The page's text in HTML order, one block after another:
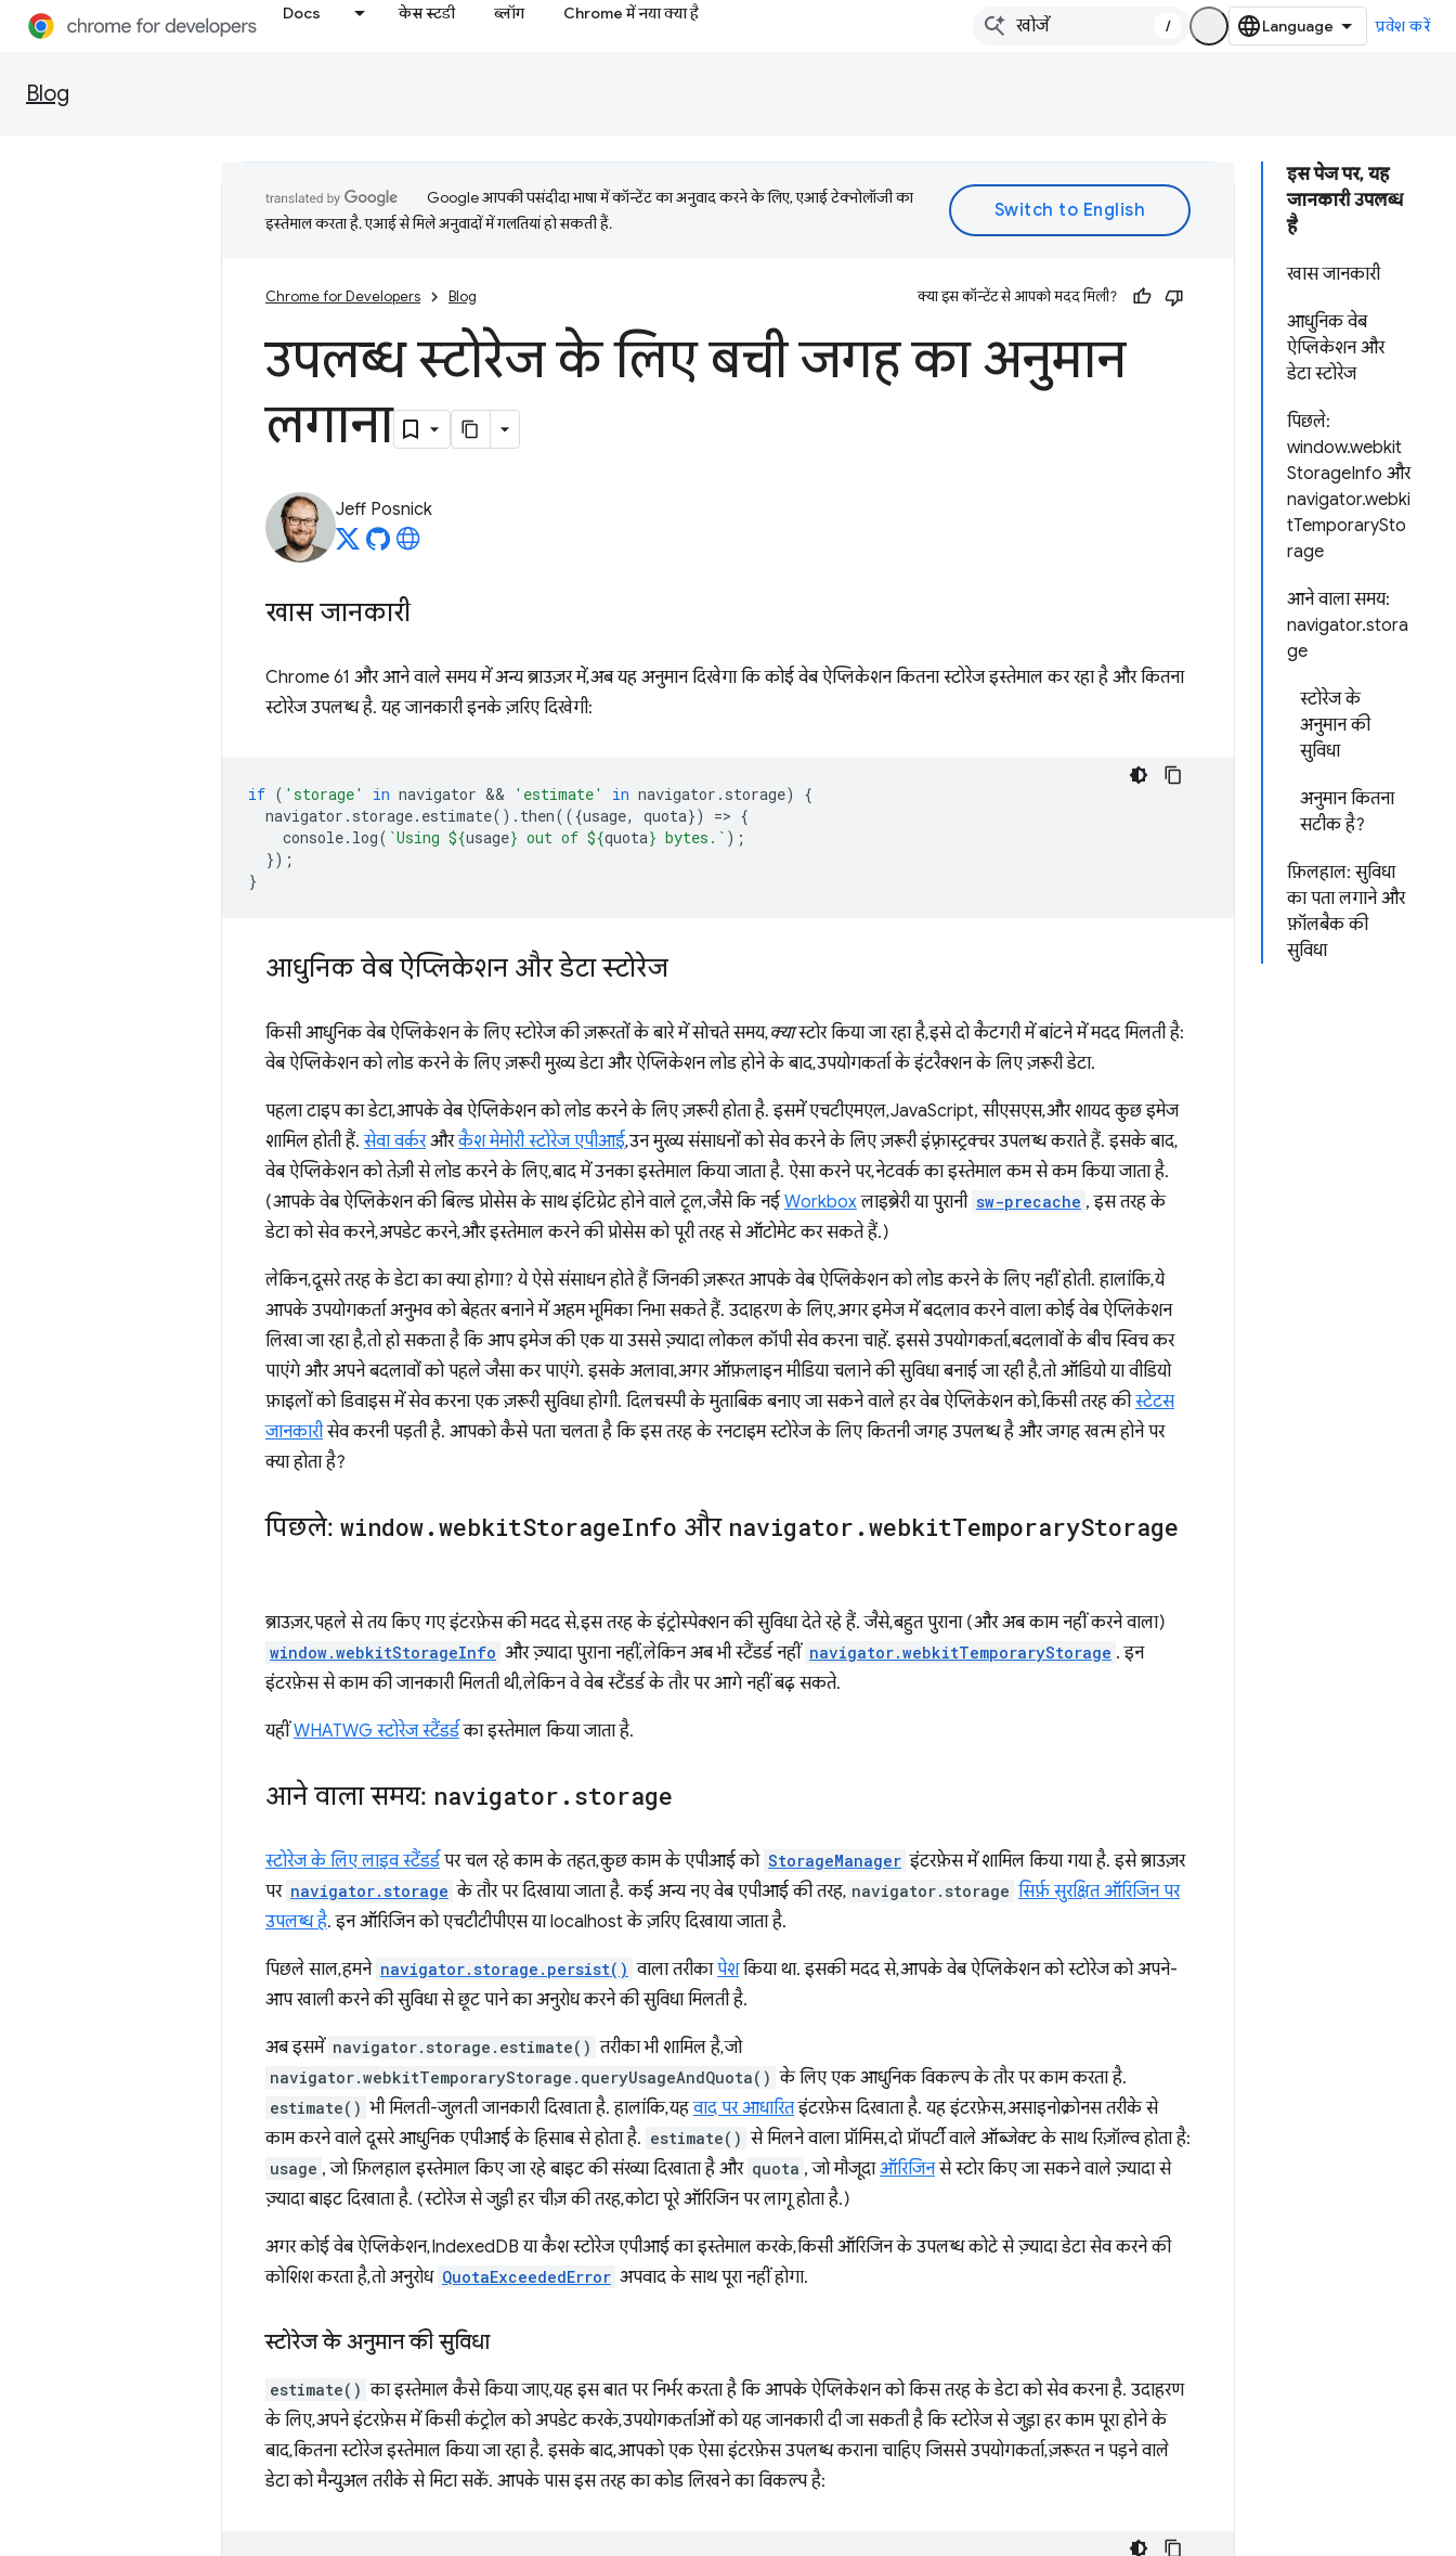
Docs केस स्टडी ब्लॉग Chrome में नया क्या है
/ प्रवेश करें
Blog
इस पेज पर, यह
जानकारी उपलब्ध
है
खास जानकारी
आधुनिक वेब
ऐप्लिकेशन और
डेटा स्टोरेज
पिछले:
window.webkit
StorageInfo और
navigator.webki
tTemporarySto
rage
आने वाला समय:
navigator.stora
ge
स्टोरेज के
अनुमान की
सुविधा
अनुमान कितना
सटीक है?
फ़िलहाल: सुविधा
का पता लगाने और
फ़ॉलबैक की
सुविधा
Google आपकी पसंदीदा भाषा में कॉन्टेंट का अनुवाद करने के लिए, एआई टेक्नोलॉजी का
इस्तेमाल करता है. एआई से मिले अनुवादों में गलतियां हो सकती हैं.
Chrome for Developers Blog क्या इस कॉन्टेंट से आपको मदद मिली?
उपलब्ध स्टोरेज के लिए बची जगह का अनुमान
लगाना
Jeff Posnick
खास जानकारी
Chrome 61 और आने वाले समय में अन्य ब्राउज़र में, अब यह अनुमान दिखेगा कि कोई वेब ऐप्लिकेशन कितना स्टोरेज इस्तेमाल कर रहा है और कितना
स्टोरेज उपलब्ध है. यह जानकारी इनके ज़रिए दिखेगी:
if ( 'storage' in navigator && 'estimate' in navigator . storage)
{
navigator . storage. estimate(). then(({usage, quota}) => {
console. log( `Using ${usage} out of ${quota} bytes.` );
});
}
आधुनिक वेब ऐप्लिकेशन और डेटा स्टोरेज
किसी आधुनिक वेब ऐप्लिकेशन के लिए स्टोरेज की ज़रूरतों के बारे में सोचते समय,क्यास्टोर किया जा रहा है, इसे दो कैटगरी में बांटने में मदद मिलती है:
वेब ऐप्लिकेशन को लोड करने के लिए ज़रूरी मुख्य डेटा और ऐप्लिकेशन लोड होने के बाद, उपयोगकर्ता के इंटरैक्शन के लिए ज़रूरी डेटा.
पहला टाइप का डेटा, आपके वेब ऐप्लिकेशन को लोड करने के लिए ज़रूरी होता है. इसमें एचटीएमएल, JavaScript, सीएसएस, और शायद कुछ इमेज
शामिल होती हैं.सेवा वर्करऔरकैश मेमोरी स्टोरेज एपीआई, उन मुख्य संसाधनों को सेव करने के लिए ज़रूरी इंफ़्रास्ट्रक्चर उपलब्ध कराते हैं. इसके बाद,
वेब ऐप्लिकेशन को तेज़ी से लोड करने के लिए, बाद में उनका इस्तेमाल किया जाता है. ऐसा करने पर, नेटवर्क का इस्तेमाल कम से कम किया जाता है.
(आपके वेब ऐप्लिकेशन की बिल्ड प्रोसेस के साथ इंटिग्रेट होने वाले टूल, जैसे कि नई Workboxलाइब्रेरी या पुरानी sw-precache , इस तरह के
डेटा को सेव करने, अपडेट करने, और इस्तेमाल करने की प्रोसेस को पूरी तरह से ऑटोमेट कर सकते हैं.)
लेकिन, दूसरे तरह के डेटा का क्या होगा? ये ऐसे संसाधन होते हैं जिनकी ज़रूरत आपके वेब ऐप्लिकेशन को लोड करने के लिए नहीं होती. हालांकि, ये
आपके उपयोगकर्ता अनुभव को बेहतर बनाने में अहम भूमिका निभा सकते हैं. उदाहरण के लिए, अगर इमेज में बदलाव करने वाला कोई वेब ऐप्लिकेशन
लिखा जा रहा है, तो हो सकता है कि आप इमेज की एक या उससे ज़्यादा लोकल कॉपी सेव करना चाहें. इससे उपयोगकर्ता, बदलावों के बीच स्विच कर
पाएंगे और अपने बदलावों को पहले जैसा कर पाएंगे. इसके अलावा, अगर ऑफ़लाइन मीडिया चलाने की सुविधा बनाई जा रही है, तो ऑडियो या वीडियो
फ़ाइलों को डिवाइस में सेव करना एक ज़रूरी सुविधा होगी. दिलचस्पी के मुताबिक बनाए जा सकने वाले हर वेब ऐप्लिकेशन को, किसी तरह कीस्टेटस
जानकारीसेव करनी पड़ती है. आपको कैसे पता चलता है कि इस तरह के रनटाइम स्टोरेज के लिए कितनी जगह उपलब्ध है और जगह खत्म होने पर
क्या होता है?
पिछले: window.webkitStorageInfo और navigator .webkitTemporaryStorage
ब्राउज़र, पहले से तय किए गए इंटरफ़ेस की मदद से, इस तरह के इंट्रोस्पेक्शन की सुविधा देते रहे हैं. जैसे, बहुत पुराना (और अब काम नहीं करने वाला)
window.webkitStorageInfo और ज़्यादा पुराना नहीं, लेकिन अब भी स्टैंडर्ड नहीं navigator.webkitTemporaryStorage . इन
इंटरफ़ेस से काम की जानकारी मिलती थी, लेकिन वे वेब स्टैंडर्ड के तौर पर आगे नहीं बढ़ सकते.
यहींWHATWG स्टोरेज स्टैंडर्डका इस्तेमाल किया जाता है.
आने वाला समय: navigator . storage
स्टोरेज के लिए लाइव स्टैंडर्ड पर चल रहे काम के तहत, कुछ काम के एपीआई को StorageManager इंटरफ़ेस में शामिल किया गया है. इसे ब्राउज़र
पर navigator.storage के तौर पर दिखाया जाता है. कई अन्य नए वेब एपीआई की तरह, navigator.storage सिर्फ़ सुरक्षित ऑरिजिन पर
उपलब्ध है. इन ऑरिजिन को एचटीटीपीएस या localhost के ज़रिए दिखाया जाता है.
पिछले साल, हमने navigator.storage.persist() वाला तरीकापेशकिया था. इसकी मदद से, आपके वेब ऐप्लिकेशन को स्टोरेज को अपने-
आप खाली करने की सुविधा से छूट पाने का अनुरोध करने की सुविधा मिलती है.
अब इसमें navigator.storage.estimate() तरीका भी शामिल है, जो
navigator.webkitTemporaryStorage.queryUsageAndQuota() के लिए एक आधुनिक विकल्प के तौर पर काम करता है.
estimate() भी मिलती-जुलती जानकारी दिखाता है. हालांकि, यहवाद पर आधारितइंटरफ़ेस दिखाता है. यह इंटरफ़ेस, असाइनोक्रोनस तरीके से
काम करने वाले दूसरे आधुनिक एपीआई के हिसाब से होता है. estimate() से मिलने वाला प्रॉमिस, दो प्रॉपर्टी वाले ऑब्जेक्ट के साथ रिज़ॉल्व होता है:
usage , जो फ़िलहाल इस्तेमाल किए जा रहे बाइट की संख्या दिखाता है और quota , जो मौजूदाऑरिजिनसे स्टोर किए जा सकने वाले ज़्यादा से
ज़्यादा बाइट दिखाता है. (स्टोरेज से जुड़ी हर चीज़ की तरह, कोटा पूरे ऑरिजिन पर लागू होता है.)
अगर कोई वेब ऐप्लिकेशन, IndexedDB या कैश स्टोरेज एपीआई का इस्तेमाल करके, किसी ऑरिजिन के उपलब्ध कोटे से ज़्यादा डेटा सेव करने की
कोशिश करता है, तो अनुरोध QuotaExceededError अपवाद के साथ पूरा नहीं होगा.
स्टोरेज के अनुमान की सुविधा
estimate() का इस्तेमाल कैसे किया जाए, यह इस बात पर निर्भर करता है कि आपके ऐप्लिकेशन को किस तरह के डेटा को सेव करना है. उदाहरण
के लिए, अपने इंटरफ़ेस में किसी कंट्रोल को अपडेट करके, उपयोगकर्ताओं को यह जानकारी दी जा सकती है कि स्टोरेज से जुड़ा हर काम पूरा होने के
बाद, कितना स्टोरेज इस्तेमाल किया जा रहा है. इसके बाद, आपको एक ऐसा इंटरफ़ेस उपलब्ध कराना चाहिए जिससे उपयोगकर्ता, ज़रूरत न पड़ने वाले
डेटा को मैन्युअल तरीके से मिटा सकें. आपके पास इस तरह का कोड लिखने का विकल्प है: